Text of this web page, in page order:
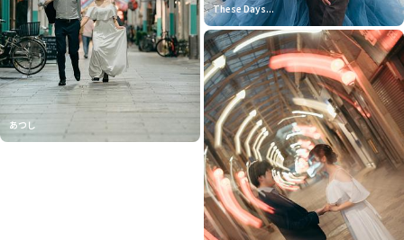
あつし
These Days...